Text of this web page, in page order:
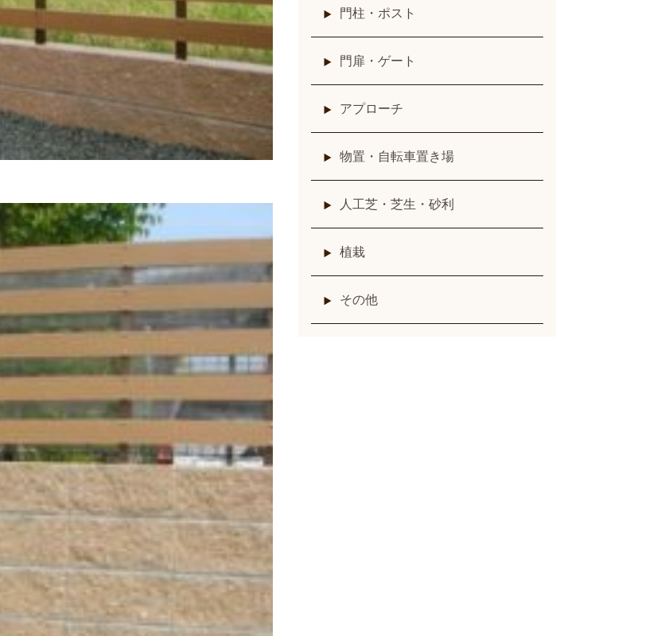
門柱・ポスト
門扉・ゲート
アプローチ
物置・自転車置き場
人工芝・芝生・砂利
植栽
その他